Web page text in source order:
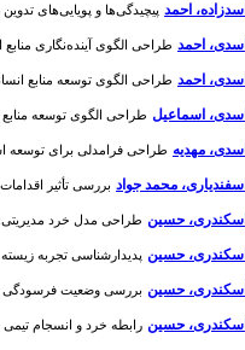
اسدزاده، احمد پیچیدگی‌ها و پویایی‌های تدوین
اسدی، احمد طراحی الگوی آینده‌‌نگاری منابع
اسدی، احمد طراحی الگوی توسعه منابع انسانی
اسدی، اسماعیل طراحی الگوی توسعه منابع
اسدی، مهدیه طراحی فرامدلی برای توسعه‌
اسفندیاری، محمد جواد بررسی تأثیر
اسکندری، حسین طراحی مدل خرد مدیریتی:
اسکندری، حسین پدیدارشناسی تجربه زیسته
اسکندری، حسین بررسی وضعیت فرسودگی
اسکندری، حسین رابطه خرد و انسجام تیمی در